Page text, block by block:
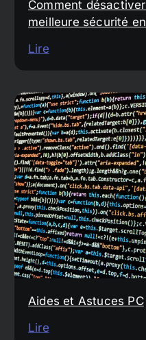
Comment
meilleure sécurité
Lire
Aides et Astuces PC
Lire